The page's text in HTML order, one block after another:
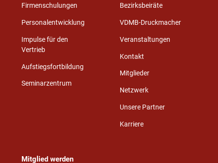
Firmenschulungen
Personalentwicklung
Impulse für den
Vertrieb
Aufstiegsfortbildung
Seminarzentrum
Bezirksbeiräte
VDMB-Druckmacher
Veranstaltungen
Kontakt
Mitglieder
Netzwerk
Unsere Partner
Karriere
Mitglied werden